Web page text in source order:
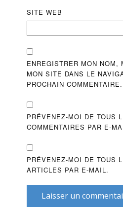
SITE WEB
ENREGISTRER MON NOM,
MON SITE DANS LE
PROCHAIN COMMENTAIRE.
PRÉVENEZ-MOI DE TOUS
COMMENTAIRES PAR E-
PRÉVENEZ-MOI DE TOUS
ARTICLES PAR E-MAIL.
Laisser un